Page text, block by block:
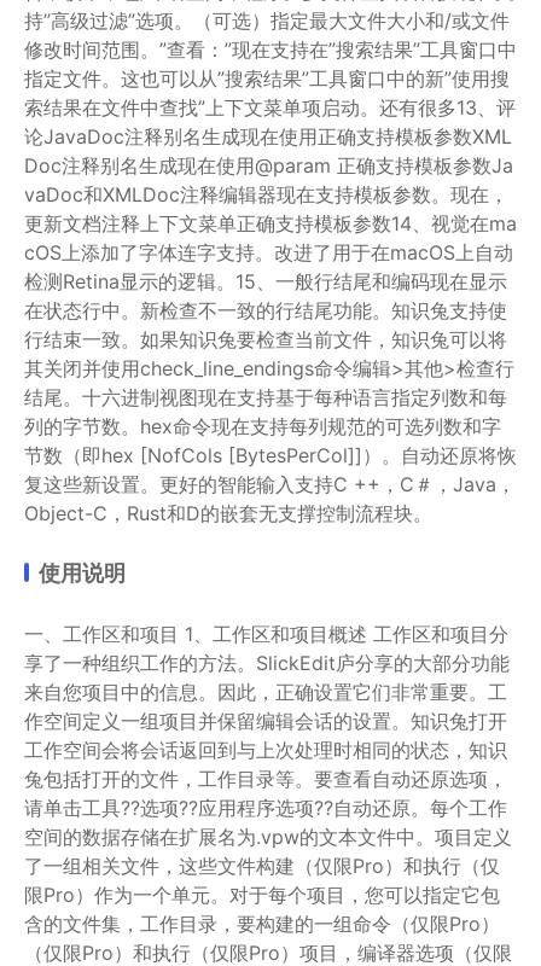
持”高级过滤”选项。（可选）指定最大文件大小和/或文件
修改时间范围。”查看：”现在支持在”搜索结果”工具窗口中
指定文件。这也可以从”搜索结果”工具窗口中的新”使用搜
索结果在文件中查找”上下文菜单项启动。还有很多13、评
论JavaDoc注释别名生成现在使用正确支持模板参数XML
Doc注释别名生成现在使用@param 正确支持模板参数Ja
vaDoc和XMLDoc注释编辑器现在支持模板参数。现在，
更新文档注释上下文菜单正确支持模板参数14、视觉在ma
cOS上添加了字体连字支持。改进了用于在macOS上自动
检测Retina显示的逻辑。15、一般行结尾和编码现在显示
在状态行中。新检查不一致的行结尾功能。知识兔支持使
行结束一致。如果知识兔要检查当前文件，知识兔可以将
其关闭并使用check_line_endings命令编辑>其他>检查行
结尾。十六进制视图现在支持基于每种语言指定列数和每
列的字节数。hex命令现在支持每列规范的可选列数和字
节数（即hex [NofCols [BytesPerCol]]）。自动还原将恢
复这些新设置。更好的智能输入支持C ++，C＃，Java，
Object-C，Rust和D的嵌套无支撑控制流程块。
使用说明
一、工作区和项目 1、工作区和项目概述 工作区和项目分
享了一种组织工作的方法。SlickEdit庐分享的大部分功能
来自您项目中的信息。因此，正确设置它们非常重要。工
作空间定义一组项目并保留编辑会话的设置。知识兔打开
工作空间会将会话返回到与上次处理时相同的状态，知识
兔包括打开的文件，工作目录等。要查看自动还原选项，
请单击工具??选项??应用程序选项??自动还原。每个工作
空间的数据存储在扩展名为.vpw的文本文件中。项目定义
了一组相关文件，这些文件构建（仅限Pro）和执行（仅
限Pro）作为一个单元。对于每个项目，您可以指定它包
含的文件集，工作目录，要构建的一组命令（仅限Pro）
（仅限Pro）和执行（仅限Pro）项目，编译器选项（仅限